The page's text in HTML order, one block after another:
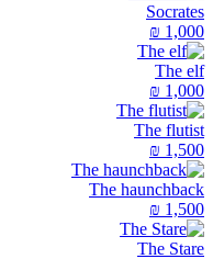
Socrates
1,000
₪
The elf
1,000
₪
The flutist
1,500
₪
The haunchback
1,500
₪
The Stare